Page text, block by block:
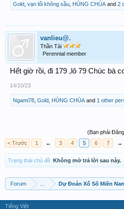
Gold vạn lối không sầu HÙNG CHÙA and 2
vanlieu@.
Thần Tài
Perennial member
Hết giờ rồi, đi 179 ,lô 79 Chúc bà
14/10/23
Ngami78 Gold HÙNG CHÙA and 1 other
(Bạn phải
< Trước
1 ← 3 4 5 6 7 →
Trạng thái chủ đề: Không mở trả lời sau này.
Forum Dự Đoán Xổ Số Miền
Tiếng Việt